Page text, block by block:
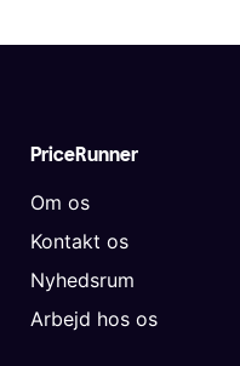
PriceRunner
Om os
Kontakt os
Nyhedsrum
Arbejd hos os